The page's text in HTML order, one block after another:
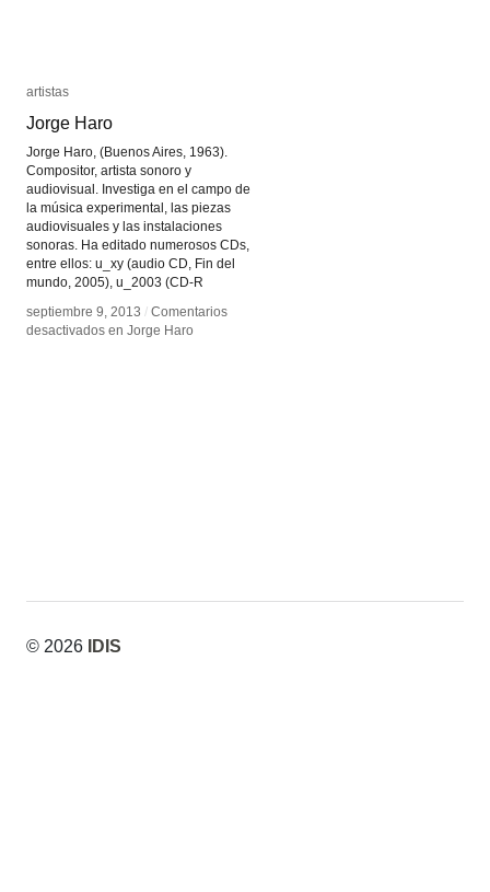
artistas
Jorge Haro
Jorge Haro, (Buenos Aires, 1963).
Compositor, artista sonoro y
audiovisual. Investiga en el campo de
la música experimental, las piezas
audiovisuales y las instalaciones
sonoras. Ha editado numerosos CDs,
entre ellos: u_xy (audio CD, Fin del
mundo, 2005), u_2003 (CD-R
septiembre 9, 2013 / Comentarios
desactivados en Jorge Haro
artistas
Jorge Haro
septiembre 9, 2013 / Comentarios
desactivados en Jorge Haro
© 2026 IDIS